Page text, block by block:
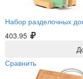
Набор разделочных
403.95
Сравнить